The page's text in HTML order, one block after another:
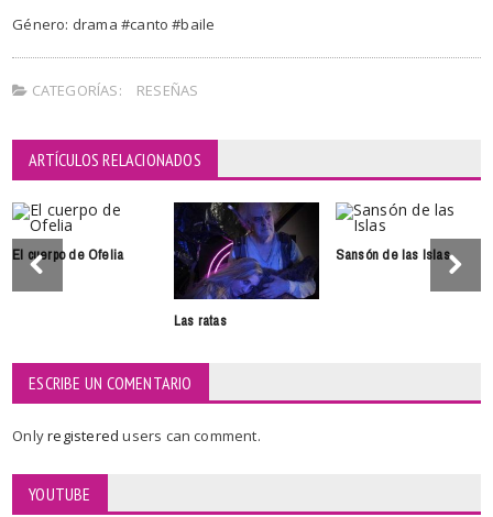
Género: drama #canto #baile
CATEGORÍAS: RESEÑAS
ARTÍCULOS RELACIONADOS
El cuerpo de Ofelia
Las ratas
Sansón de las Islas
ESCRIBE UN COMENTARIO
Onlyregisteredusers can comment.
YOUTUBE